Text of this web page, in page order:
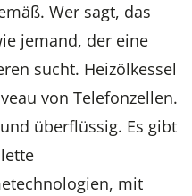
Wer sagt, das
jemand, der eine
sucht. Heizölkessel
von Telefonzellen.
überflüssig. Es gibt
mit